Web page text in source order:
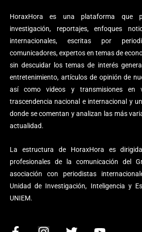
HoraxHora es una plataforma que
investigación, reportajes, enfoques
internacionales, escritas por
comunicadores, expertos en temas de
sin descuidar los temas de interés
entretenimiento, artículos de opinión de
así como videos y transmisiones en
trascendencia nacional e internacional y
donde se comentan y analizan las más
actualidad.
La estructura de HoraxHora es
profesionales de la comunicación del
asociación con periodistas
Unidad de Investigación, Inteligencia y
UNIEM.